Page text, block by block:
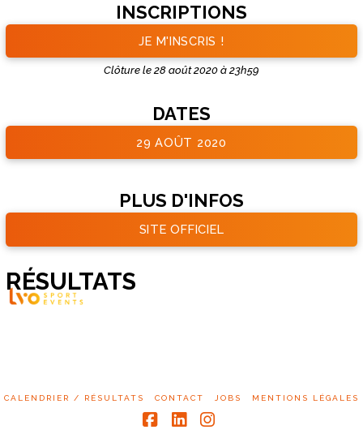
INSCRIPTIONS
JE M'INSCRIS !
Clôture le 28 août 2020 à 23h59
DATES
29 AOÛT 2020
PLUS D'INFOS
SITE OFFICIEL
RÉSULTATS
CALENDRIER / RÉSULTATS CONTACT JOBS MENTIONS LÉGALES